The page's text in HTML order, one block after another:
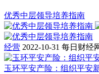
优秀中层领导培养指南
经营 2022-10-31 每日财经
玉环平安产险：组织平安